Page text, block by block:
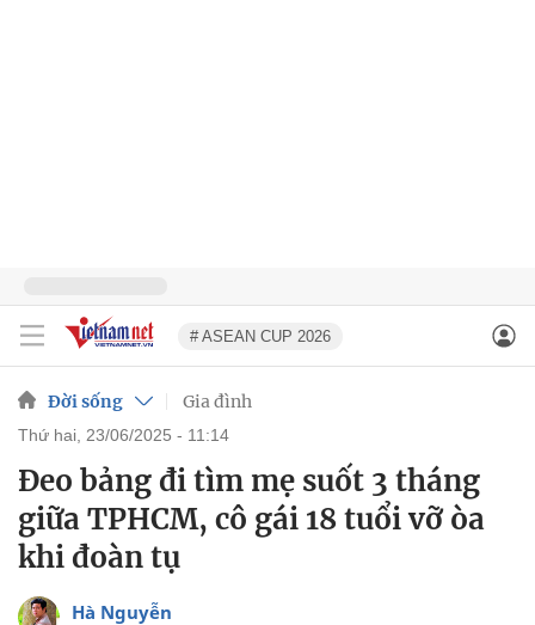
# ASEAN CUP 2026
Đời sống Gia đình
thứ hai, 23/06/2025 - 11:14
Đeo bảng đi tìm mẹ suốt 3 tháng
giữa TPHCM, cô gái 18 tuổi vỡ òa
khi đoàn tụ
Hà Nguyễn